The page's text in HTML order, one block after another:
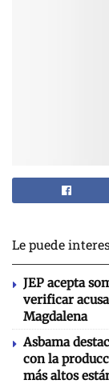
Le puede
JEP acepta
verificar
Magdalena
Asbama
con la
más altos